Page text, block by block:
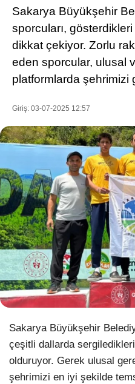
SAĞLIK
TEKNOLOJİ
EĞİTİM
Sakarya Büyükşehir
sporcuları,
dikkat çekiyor. Zorlu
eden sporcular, ulusal
platformlarda şehrimizi
Giriş: 03-07-2025 12:57
Sakarya Büyükşehir
çeşitli dallarda
olduruyor. Gerek ulusal
şehrimizi en iyi şekilde